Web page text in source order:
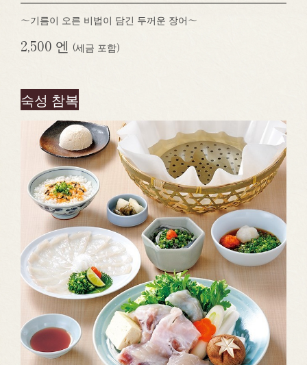
～기름이 오른 비법이 담긴 두꺼운 장어～
2,500 엔 (세금 포함)
숙성 참복